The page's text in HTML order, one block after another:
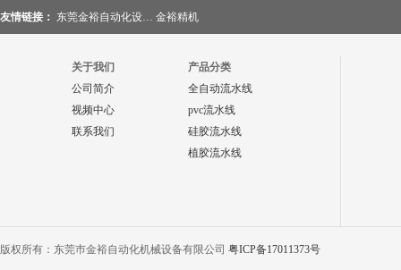
友情链接： 东莞金裕自动化设… 金裕精机
关于我们
公司简介
视频中心
联系我们
产品分类
全自动流水线
pvc流水线
硅胶流水线
植胶流水线
版权所有：东莞巿金裕自动化机械设备有限公司 粤ICP备17011373号